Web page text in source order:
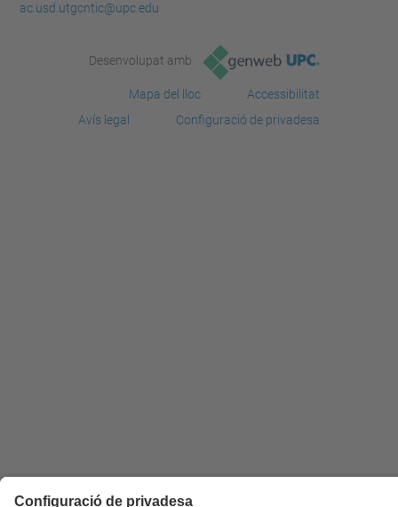
ac.usd.utgcntic@upc.edu
Desenvolupat amb
Mapa del lloc
Accessibilitat
Avís legal
Configuració de privadesa